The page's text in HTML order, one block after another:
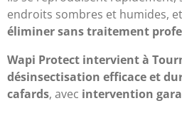
endroits sombres et humides,
éliminer sans traitement
Wapi Protect intervient à
désinsectisation efficace et
cafards, avec intervention